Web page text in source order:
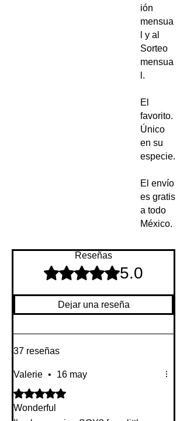
ión
mensua
l y al
Sorteo
mensua
l.
El
favorito.
Único
en su
especie.
El envío
es gratis
a todo
México.
Reseñas
Obtuvo 5 de 5 estrellas.
5.0
Dejar una reseña
37 reseñas
Valerie •
16 may
Obtuvo 5 de 5 estrellas.
Wonderful